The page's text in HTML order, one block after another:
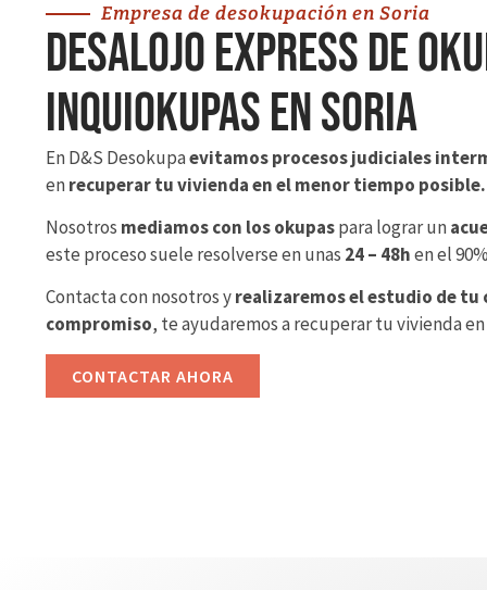
Empresa de desokupación en Soria
desalojo express de
inquiokupas en Soria
En D&S Desokupaevitamos procesos judiciales
en recuperar tu vivienda en el menor tiempo posible.
Nosotros mediamos con los okupaspara lograr un
este proceso suele resolverse en unas 24 – 48hen el
Contacta con nosotros yrealizaremos el estudio de tu
compromiso, te ayudaremos a recuperar tu vivienda
CONTACTAR AHORA